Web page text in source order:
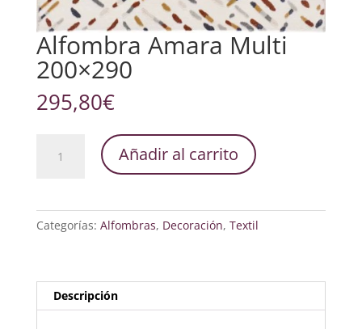
Alfombra Amara Multi
200×290
295,80€
Amara
cantidad
Añadir al carrito
Categorías: Alfombras, Decoración, Textil
Descripción